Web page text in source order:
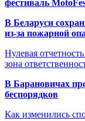
фестиваль
В Беларуси
из-за пожарной
Нулевая
зона
В Барановичах
беспорядков
Как изменились